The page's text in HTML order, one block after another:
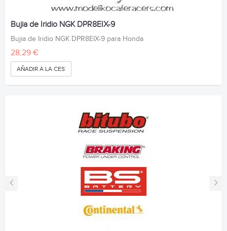
Bujia de Iridio NGK DPR8EIX-9
Bujia de Iridio NGK DPR8EIX-9 para Honda
28,29 €
AÑADIR A LA CESTA